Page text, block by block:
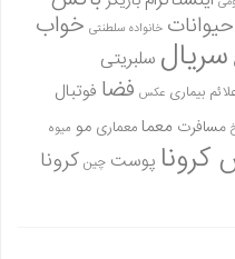
حیوانات خانواده سلطنتی خواب
سریال سلبریتی
بیماری عکس فضا فوتبال
مسافرت معمامعماری مو میوه
پوست چین کرونا